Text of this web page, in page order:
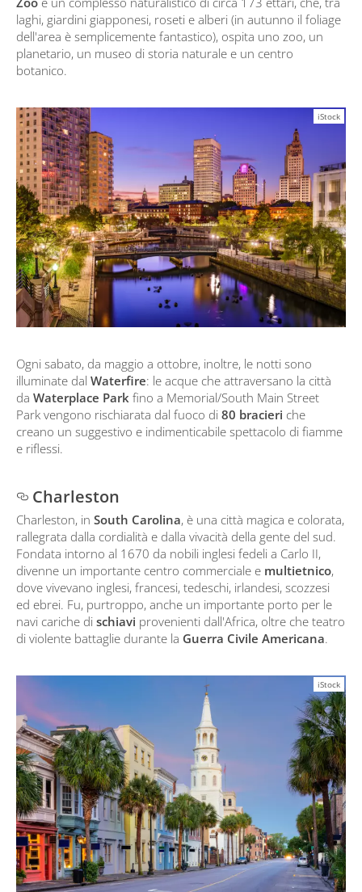
laghi, giardini giapponesi, roseti e alberi (in autunno il foliage
dell'area è semplicemente fantastico), ospita uno zoo, un
planetario, un museo di storia naturale e un centro
botanico.
iStock
Ogni sabato, da maggio a ottobre, inoltre, le notti sono
illuminate dal Waterfire: le acque che attraversano la città
da Waterplace Park fino a Memorial/South Main Street
Park vengono rischiarata dal fuoco di 80 bracieri che
creano un suggestivo e indimenticabile spettacolo di fiamme
e riflessi.
Charleston
Charleston, in South Carolina, è una città magica e colorata,
rallegrata dalla cordialità e dalla vivacità della gente del sud.
Fondata intorno al 1670 da nobili inglesi fedeli a Carlo II,
divenne un importante centro commerciale e multietnico,
dove vivevano inglesi, francesi, tedeschi, irlandesi, scozzesi
ed ebrei. Fu, purtroppo, anche un importante porto per le
navi cariche di schiavi provenienti dall'Africa, oltre che teatro
di violente battaglie durante la Guerra Civile Americana.
iStock